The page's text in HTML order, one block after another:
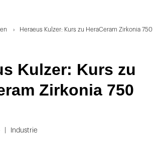
Heraeus Kulzer: Kurs zu HeraCeram Zirkonia 750
Kulzer: Kurs zu
Zirkonia 750
Industrie